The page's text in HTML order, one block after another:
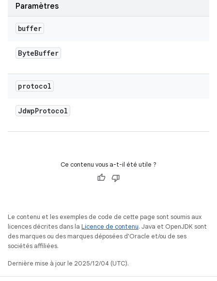
Paramètres
buffer
ByteBuffer
protocol
JdwpProtocol
Ce contenu vous a-t-il été utile ?
Le contenu et les exemples de code de cette page sont soumis aux
licences décrites dans la Licence de contenu. Java et OpenJDK sont
des marques ou des marques déposées d'Oracle et/ou de ses
sociétés affiliées.
Dernière mise à jour le 2025/12/04 (UTC).